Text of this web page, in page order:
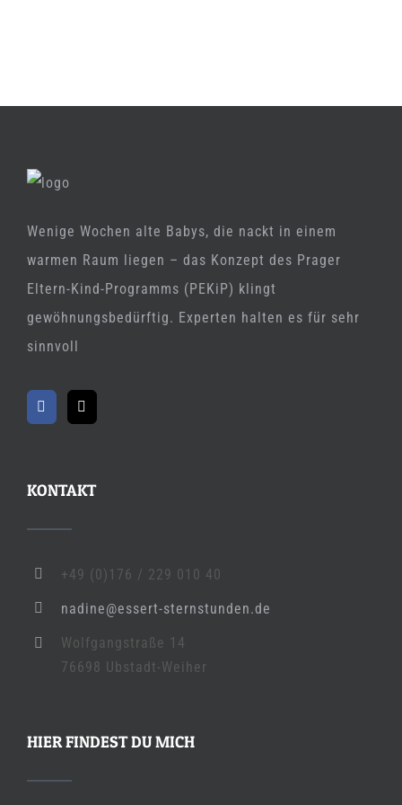
Wenige Wochen alte Babys, die nackt in einem
warmen Raum liegen – das Konzept des Prager
Eltern-Kind-Programms (PEKiP) klingt
gewöhnungsbedürftig. Experten halten es für sehr
sinnvoll
KONTAKT
+49 (0)176 / 229 010 40
nadine@essert-sternstunden.de
Wolfgangstraße 14
76698 Ubstadt-Weiher
HIER FINDEST DU MICH